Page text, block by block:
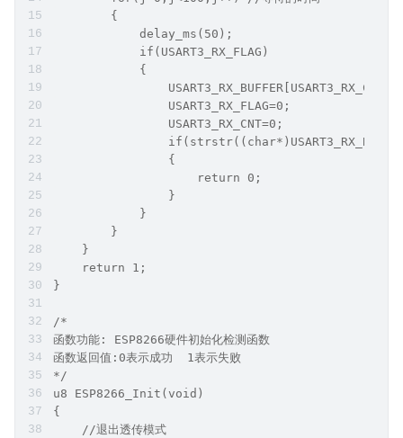
        {
            delay_ms(50);
            if(USART3_RX_FLAG)
            {
                USART3_RX_FLAG=0;
                USART3_RX_CNT=0;
                {
                    return 0;
                }
            }
        }
    }
    return 1;
}
/*
函数功能: ESP8266硬件初始化检测函数
函数返回值:0表示成功  1表示失败
*/
u8 ESP8266_Init(void)
{
    //退出透传模式